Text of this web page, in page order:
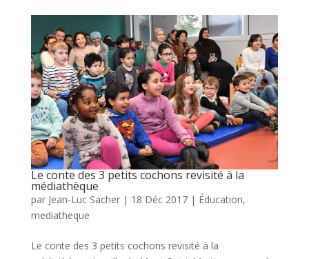
Le conte des 3 petits cochons revisité à la
médiathèque
par Jean-Luc Sacher| 18 Déc 2017| Éducation,
mediatheque
Le conte des 3 petits cochons revisité à la